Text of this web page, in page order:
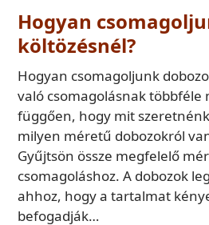
Hogyan
költözésnél?
Hogyan csomagoljunk
való csomagolásnak többféle
függően, hogy mit
milyen méretű dobozokról
Gyűjtsön össze megfelelő
csomagoláshoz. A dobozok
ahhoz, hogy a tartalmat
befogadják…